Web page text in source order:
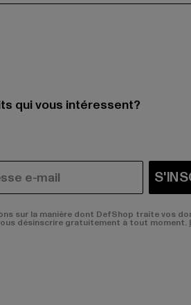
qui vous intéressent?
sur la manière dont DefShop traite vos
désinscrire gratuitement à tout moment.